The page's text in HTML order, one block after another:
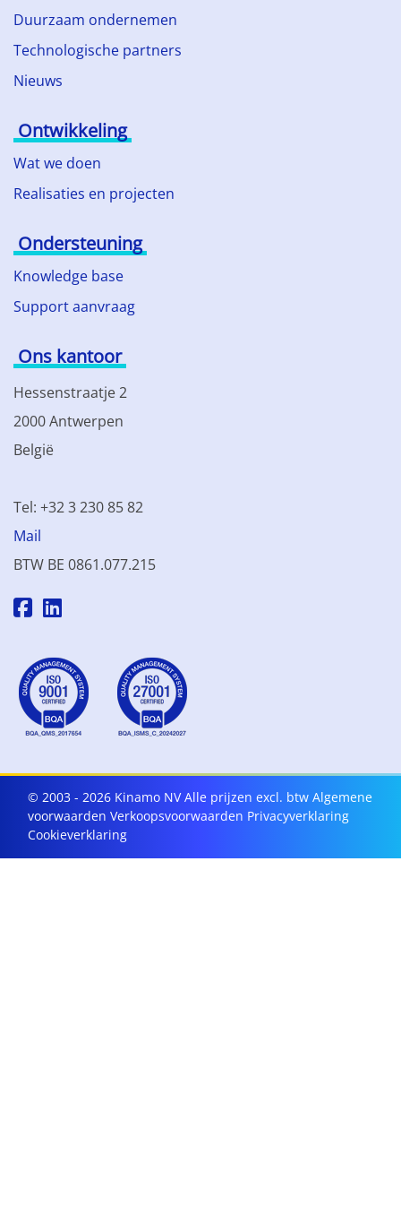
Duurzaam ondernemen
Technologische partners
Nieuws
Ontwikkeling
Wat we doen
Realisaties en projecten
Ondersteuning
Knowledge base
Support aanvraag
Ons kantoor
Hessenstraatje 2
2000 Antwerpen
België
Tel: +32 3 230 85 82
Mail
BTW BE 0861.077.215
© 2003 - 2026 Kinamo NVAlle prijzen excl. btw Algemene
voorwaarden Verkoopsvoorwaarden Privacyverklaring
Cookieverklaring